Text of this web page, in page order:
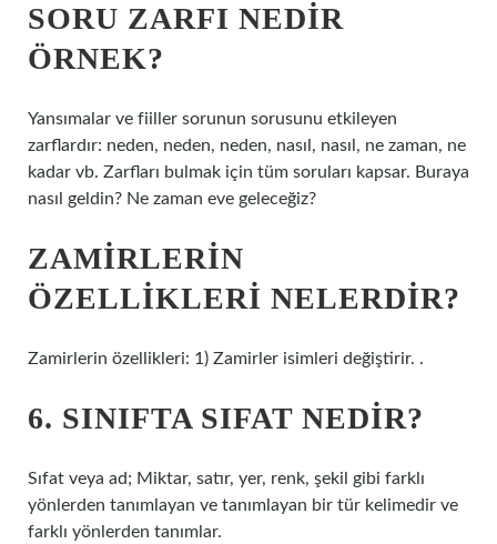
SORU ZARFI NEDIR
ÖRNEK?
Yansımalar ve fiiller sorunun sorusunu etkileyen
zarflardır: neden, neden, neden, nasıl, nasıl, ne zaman, ne
kadar vb. Zarfları bulmak için tüm soruları kapsar. Buraya
nasıl geldin? Ne zaman eve geleceğiz?
ZAMIRLERIN
ÖZELLIKLERI NELERDIR?
Zamirlerin özellikleri: 1) Zamirler isimleri değiştirir. .
6. SINIFTA SIFAT NEDIR?
Sıfat veya ad; Miktar, satır, yer, renk, şekil gibi farklı
yönlerden tanımlayan ve tanımlayan bir tür kelimedir ve
farklı yönlerden tanımlar.